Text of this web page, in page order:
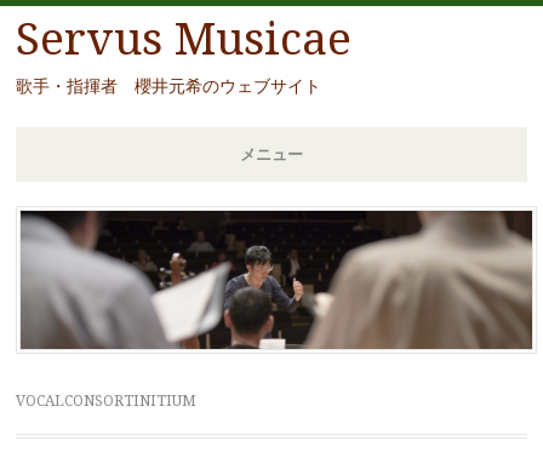
Servus Musicae
歌手・指揮者 櫻井元希のウェブサイト
メニュー
コ
ン
テ
移
VOCALCONSORTINITIUM